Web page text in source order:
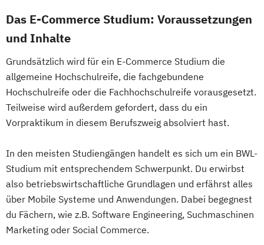
Das E-Commerce Studium: Voraussetzungen
und Inhalte
Grundsätzlich wird für ein E-Commerce Studium die
allgemeine Hochschulreife, die fachgebundene
Hochschulreife oder die Fachhochschulreife vorausgesetzt.
Teilweise wird außerdem gefordert, dass du ein
Vorpraktikum in diesem Berufszweig absolviert hast.
In den meisten Studiengängen handelt es sich um ein BWL-
Studium mit entsprechendem Schwerpunkt. Du erwirbst
also betriebswirtschaftliche Grundlagen und erfährst alles
über Mobile Systeme und Anwendungen. Dabei begegnest
du Fächern, wie z.B. Software Engineering, Suchmaschinen
Marketing oder Social Commerce.